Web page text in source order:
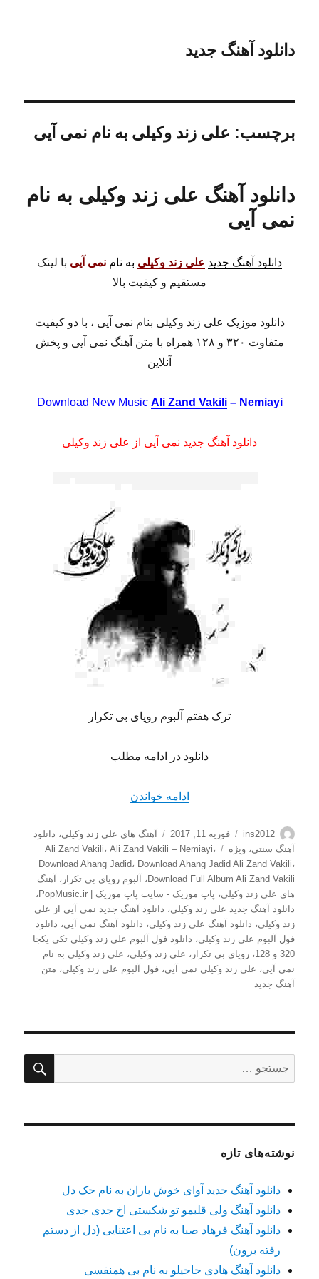
دانلود آهنگ جدید
برچسب: علی زند وکیلی به نام نمی آیی
دانلود آهنگ علی زند وکیلی به نام
نمی آیی
دانلود آهنگ جدید علی زند وکیلی به نام نمی آیی با لینک
مستقیم و کیفیت بالا
دانلود موزیک علی زند وکیلی بنام نمی آیی ، با دو کیفیت
متفاوت ۳۲۰ و ۱۲۸ همراه با متن آهنگ نمی آیی و پخش
آنلاین
Download New Music Ali Zand Vakili– Nemiayi
دانلود آهنگ جدید نمی آیی از علی زند وکیلی
ترک هفتم آلبوم رویای بی تکرار
دانلود در ادامه مطلب
ادامه خواندن
نویسنده
ins2012
ارسال
شده
در
فوریه 11, 2017 دسته‌ها
آهنگ های علی زند وکیلی، دانلود
آهنگ سنتی،ویژه برچسب‌ها Ali Zand Vakili، Ali Zand Vakili – Nemiayi،
Download Ahang Jadid، Download Ahang Jadid Ali Zand Vakili،
Download Full Album Ali Zand Vakili ، آلبوم رویای بی تکرار ،
آهنگ
های علی زند وکیلی، پاپ موزیک - سایت پاپ موزیک | PopMusic.ir
،
دانلود آهنگ جدید علی زند وکیلی، دانلود آهنگ جدید نمی آیی از علی
زند وکیلی، دانلود آهنگ علی زند وکیلی، دانلود آهنگ نمی آیی، دانلود
فول آلبوم علی زند وکیلی، دانلود فول آلبوم علی زند وکیلی تکی یکجا
320 و 128
،رویای بی تکرار ، علی زند وکیلی، علی زند وکیلی به نام
نمی آیی، علی زند وکیلی نمی آیی،فول آلبوم علی زند وکیلی، متن
آهنگ جدید
برای:
نوشته‌های تازه
دانلود آهنگ جدید آوای خوش باران به نام حک دل
دانلود آهنگ ولی قلبمو تو شکستی اخ جدی جدی
دانلود آهنگ فرهاد صبا به نام بی اعتنایی (دل از دستم
رفته برون)
دانلود آهنگ هادی حاجیلو به نام بی همنفسی